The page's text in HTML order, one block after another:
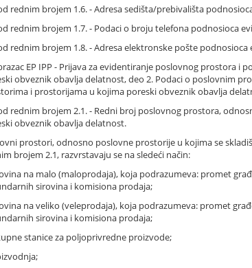
rednim brojem 1.6. - Adresa sedišta/prebivališta
rednim brojem 1.7. - Podaci o broju telefona podnosioca
rednim brojem 1.8. - Adresa elektronske pošte podnosioca
EP IPP - Prijava za evidentiranje poslovnog prostora
obveznik obavlja delatnost, deo 2. Podaci o poslovnim
i prostorijama u kojima poreski obveznik obavlja
rednim brojem 2.1. - Redni broj poslovnog prostora,
obveznik obavlja delatnost.
prostori, odnosno poslovne prostorije u kojima se
brojem 2.1, razvrstavaju se na sledeći način:
na malo (maloprodaja), koja podrazumeva: promet
sirovina i komisiona prodaja;
na veliko (veleprodaja), koja podrazumeva: promet
sirovina i komisiona prodaja;
stanice za poljoprivredne proizvode;